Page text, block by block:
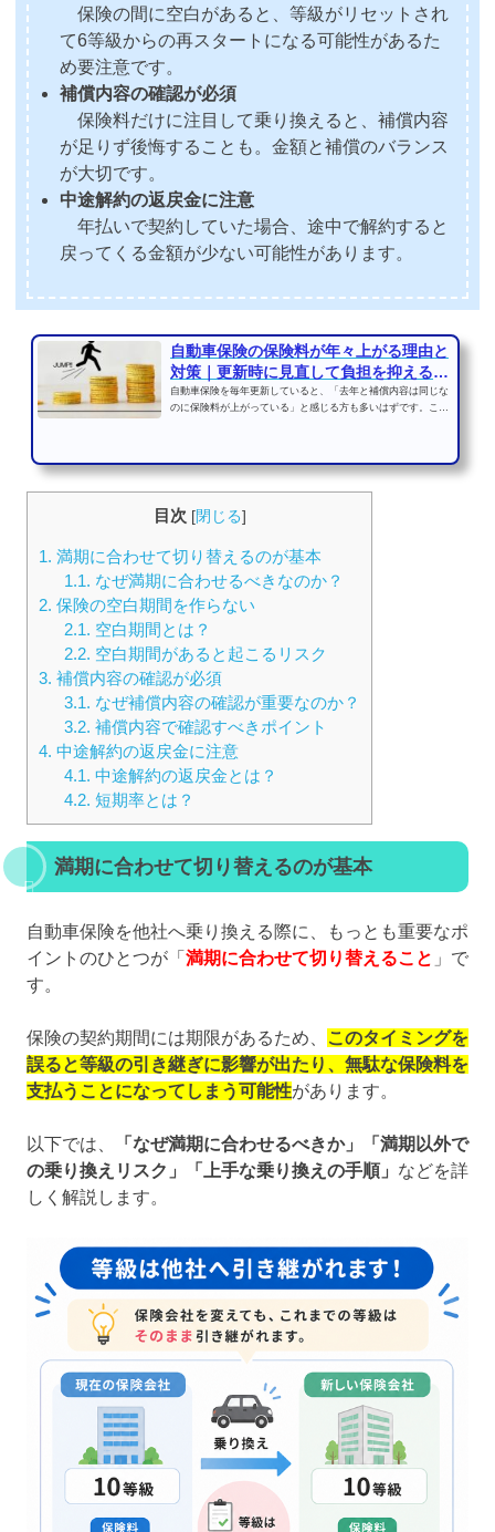
保険の間に空白があると、等級がリセットされ
て6等級からの再スタートになる可能性があるた
め要注意です。
補償内容の確認が必須
保険料だけに注目して乗り換えると、補償内容
が足りず後悔することも。金額と補償のバランス
が大切です。
中途解約の返戻金に注意
年払いで契約していた場合、途中で解約すると
戻ってくる金額が少ない可能性があります。
自動車保険の保険料が年々上がる理由と
対策｜更新時に見直して負担を抑えるポ
イント
自動車保険を毎年更新していると、「去年と補償内容は同じな
のに保険料が上がっている」と感じる方も多いはずです。これ
目次 [閉じる]
1. 満期に合わせて切り替えるのが基本
1.1. なぜ満期に合わせるべきなのか？
2. 保険の空白期間を作らない
2.1. 空白期間とは？
2.2. 空白期間があると起こるリスク
3. 補償内容の確認が必須
3.1. なぜ補償内容の確認が重要なのか？
3.2. 補償内容で確認すべきポイント
4. 中途解約の返戻金に注意
4.1. 中途解約の返戻金とは？
4.2. 短期率とは？
満期に合わせて切り替えるのが基本
自動車保険を他社へ乗り換える際に、もっとも重要なポ
イントのひとつが「 満期に合わせて切り替えること 」で
す。
保険の契約期間には期限があるため、
このタイミングを
誤ると等級の引き継ぎに影響が出たり、無駄な保険料を
支払うことになってしまう可能性があります。
以下では、
「なぜ満期に合わせるべきか」「満期以外で
の乗り換えリスク」「上手な乗り換えの手順」 などを詳
しく解説します。